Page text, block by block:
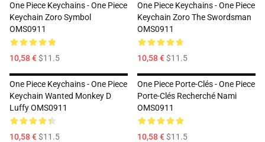
One Piece Keychains - One Piece
Keychain Zoro Symbol
OMS0911
10,58 €$11.5
One Piece Keychains - One Piece
Keychain Zoro The Swordsman
OMS0911
10,58 €$11.5
One Piece Keychains - One Piece
Keychain Wanted Monkey D
Luffy OMS0911
10,58 €$11.5
One Piece Porte-Clés - One Piece
Porte-Clés Recherché Nami
OMS0911
10,58 €$11.5